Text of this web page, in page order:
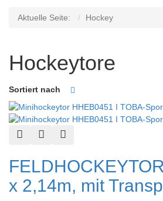
Aktuelle Seite: Hockey
Hockeytore
Sortiert nach
x 2,14m, mit